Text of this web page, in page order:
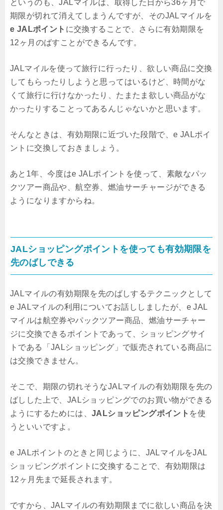
というのも、JALマイルは、取得した日から36ヶ月で
期限が切れて消えてしまうんですが、そのJALマイルを
e JALポイント に交換することで、さらに有効期限を
12ヶ月のばすことができるんです。
JALマイルを使って旅行に行ったり、欲しい商品に交換
してもらったりしようと思ってはいるけど、時間がな
くて旅行に行けなかったり、たまたま欲しい商品がな
かったりすることってあるんじゃないかと思います。
そんなときは、有効期限に近づいた段階で、e JALポイ
ントに交換しておきましょう。
あと1年、今度はe JALポイントを使って、素敵なパッ
クツアー商品や、航空券、燃油サーチャージができる
ようになりますからね。
JALショッピングポイントを使っても有効期限を
先のばしできる
JALマイルの有効期限を先のばしするテクニックとして
e JALマイルの利用についてお話ししましたが、e JAL
マイルは航空券やパックツアー商品、燃油サーチャー
ジに交換できるポイントであって、ショッピングサイ
トである「JALショッピング」で販売されている商品に
は交換できません。
そこで、期限の切れそうなJALマイルの有効期限を先の
ばしした上で、JALショッピングでのお買い物ができる
ようにするためには、 JALショッピングポイント を使
うといいですよ。
e JALポイントのときと同じように、JALマイルをJAL
ショッピングポイントに交換することで、有効期限は
12ヶ月先まで延長されます。
ですから、JALマイルの有効期限までに欲しい商品を決